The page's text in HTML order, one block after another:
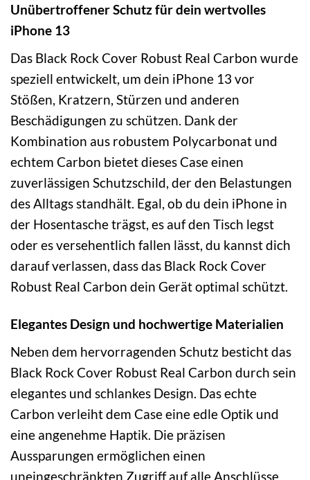
Unübertroffener Schutz für dein wertvolles
iPhone 13
Das Black Rock Cover Robust Real Carbon wurde
speziell entwickelt, um dein iPhone 13 vor
Stößen, Kratzern, Stürzen und anderen
Beschädigungen zu schützen. Dank der
Kombination aus robustem Polycarbonat und
echtem Carbon bietet dieses Case einen
zuverlässigen Schutzschild, der den Belastungen
des Alltags standhält. Egal, ob du dein iPhone in
der Hosentasche trägst, es auf den Tisch legst
oder es versehentlich fallen lässt, du kannst dich
darauf verlassen, dass das Black Rock Cover
Robust Real Carbon dein Gerät optimal schützt.
Elegantes Design und hochwertige Materialien
Neben dem hervorragenden Schutz besticht das
Black Rock Cover Robust Real Carbon durch sein
elegantes und schlankes Design. Das echte
Carbon verleiht dem Case eine edle Optik und
eine angenehme Haptik. Die präzisen
Aussparungen ermöglichen einen
uneingeschränkten Zugriff auf alle Anschlüsse,